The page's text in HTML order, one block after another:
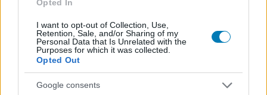
Opted In
I want to opt-out of Collection, Use,
Retention, Sale, and/or Sharing of my
Personal Data that Is Unrelated with the
Purposes for which it was collected.
Opted Out
Google consents
Hozzászólások
Betilthatják a gyerekeknek,